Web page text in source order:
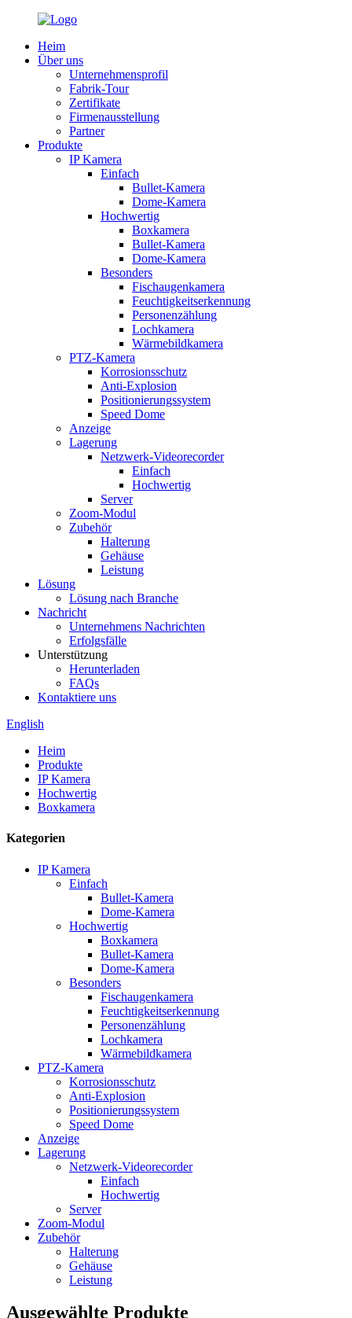
Heim
Über uns
Unternehmensprofil
Fabrik-Tour
Zertifikate
Firmenausstellung
Partner
Produkte
IP Kamera
Einfach
Bullet-Kamera
Dome-Kamera
Hochwertig
Boxkamera
Bullet-Kamera
Dome-Kamera
Besonders
Fischaugenkamera
Feuchtigkeitserkennung
Personenzählung
Lochkamera
Wärmebildkamera
PTZ-Kamera
Korrosionsschutz
Anti-Explosion
Positionierungssystem
Speed ​​Dome
Anzeige
Lagerung
Netzwerk-Videorecorder
Einfach
Hochwertig
Server
Zoom-Modul
Zubehör
Halterung
Gehäuse
Leistung
Lösung
Lösung nach Branche
Nachricht
Unternehmens Nachrichten
Erfolgsfälle
Unterstützung
Herunterladen
FAQs
Kontaktiere uns
English
Heim
Produkte
IP Kamera
Hochwertig
Boxkamera
Kategorien
IP Kamera
Einfach
Bullet-Kamera
Dome-Kamera
Hochwertig
Boxkamera
Bullet-Kamera
Dome-Kamera
Besonders
Fischaugenkamera
Feuchtigkeitserkennung
Personenzählung
Lochkamera
Wärmebildkamera
PTZ-Kamera
Korrosionsschutz
Anti-Explosion
Positionierungssystem
Speed ​​Dome
Anzeige
Lagerung
Netzwerk-Videorecorder
Einfach
Hochwertig
Server
Zoom-Modul
Zubehör
Halterung
Gehäuse
Leistung
Ausgewählte Produkte